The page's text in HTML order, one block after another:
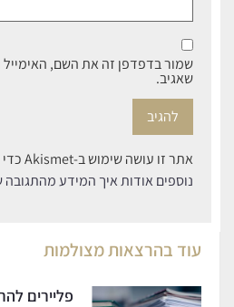
שמור בדפדפן זה את השם,
שאגיב.
אתר זו עושה שימוש ב-Akismet כדי לסנן תגובות זבל.
נוספים אודות איך המידע מהתגובה
עוד בהרצאות מצולמות
פליירים